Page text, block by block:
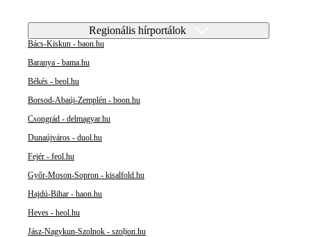
Regionális hírportálok
Bács-Kiskun - baon.hu
Baranya - bama.hu
Békés - beol.hu
Borsod-Abaúj-Zemplén - boon.hu
Csongrád - delmagyar.hu
Dunaújváros - duol.hu
Fejér - feol.hu
Győr-Moson-Sopron - kisalfold.hu
Hajdú-Bihar - haon.hu
Heves - heol.hu
Jász-Nagykun-Szolnok - szoljon.hu